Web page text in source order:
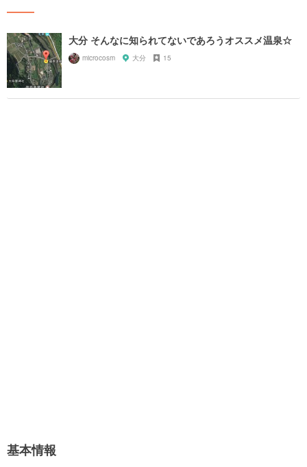
大分 そんなに知られてないであろうオススメ温泉☆
microcosm 大分 15
基本情報